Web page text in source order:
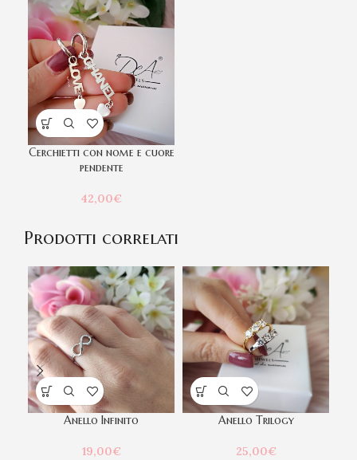
Cerchietti con nome e cuore
pendente
42,00€
Prodotti correlati
Anello Infinito
19,00€
Anello Trilogy
25,00€